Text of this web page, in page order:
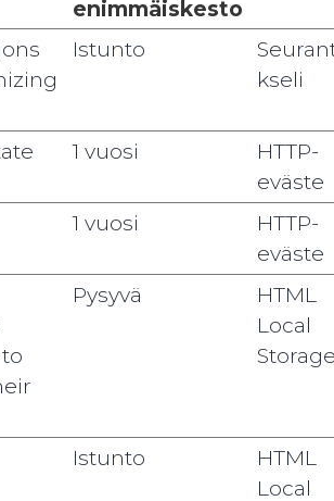
enimmäiskesto
Istunto
kseli
1 vuosi
HTTP-
eväste
1 vuosi
HTTP-
eväste
Pysyvä
HTML
Local
Storage
Istunto
HTML
Local